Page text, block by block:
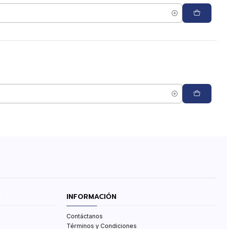
INFORMACIÓN
Contáctanos
Términos y Condiciones